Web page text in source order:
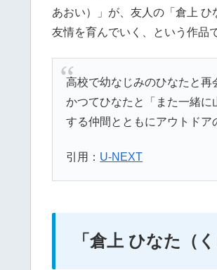
あおい）」が、友人の「倉上 ひ
友情を育んでいく、という作品
高校で幼なじみのひなたと再
かつてひなたと「また一緒に
する仲間とともにアウトドア
引用： U-NEXT
「倉上 ひなた（